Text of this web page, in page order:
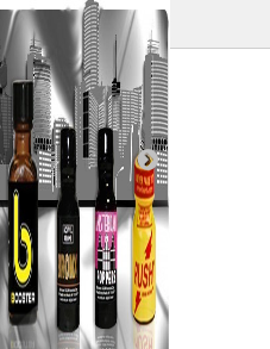
PANIER :